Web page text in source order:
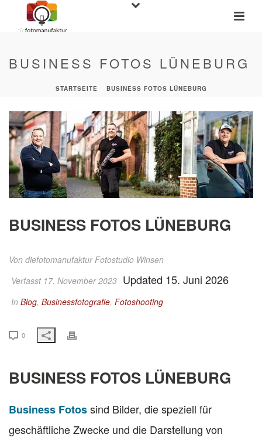
BUSINESS FOTOS LÜNEBURG
STARTSEITE BUSINESS FOTOS LÜNEBURG
BUSINESS FOTOS LÜNEBURG
Von diefotomanufaktur Fotostudio Winsen
Verfasst 17. November 2023 Updated 15. Juni 2026
In Blog, Businessfotografie, Fotoshooting
0
BUSINESS FOTOS LÜNEBURG
Business Fotossind Bilder, die speziell für
geschäftliche Zwecke und die Darstellung von